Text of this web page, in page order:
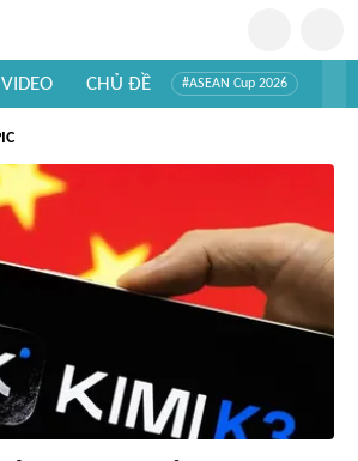
VIDEO CHỦ ĐỀ #ASEAN Cup 2026